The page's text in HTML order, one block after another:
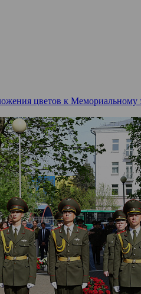
цветов к Мемориальному